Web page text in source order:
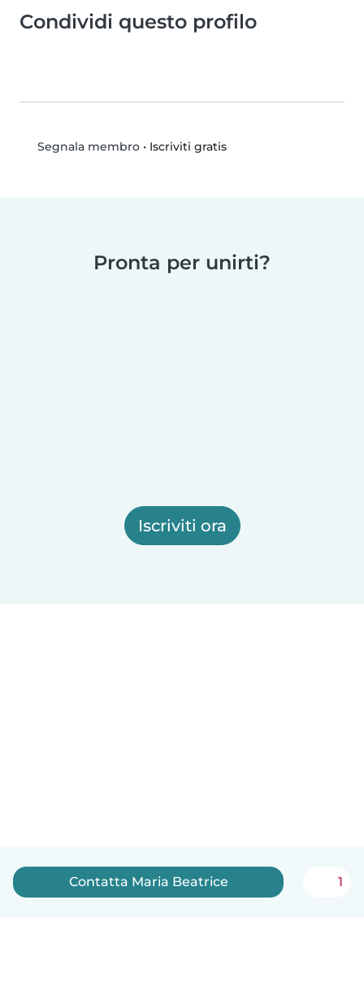
Condividi questo profilo
Segnala membro• Iscriviti gratis
Pronta per unirti?
Iscriviti ora
Contatta Maria Beatrice 1